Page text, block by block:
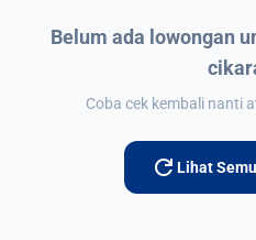
Belum ada lowongan
Coba cek kembali nanti
refresh Lihat